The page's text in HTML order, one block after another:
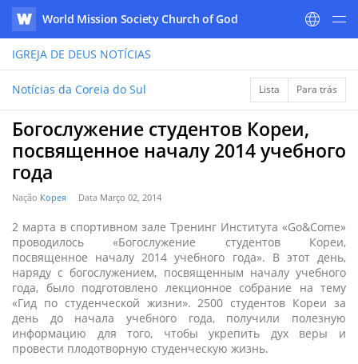
WATV
World Mission Society Church of God
IGREJA DE DEUS NOTÍCIAS
Notícias da Coreia do Sul Lista Para trás
Богослужение студентов Кореи,
посвященное началу 2014 учебного
года
Nação Корея Data Março 02, 2014
2 марта в спортивном зале Тренинг Института «Go&Come»
проводилось «Богослужение студентов Кореи,
посвященное началу 2014 учебного года». В этот день,
наряду с богослужением, посвященным началу учебного
года, было подготовлено лекционное собрание на тему
«Гид по студенческой жизни». 2500 студентов Кореи за
день до начала учебного года, получили полезную
информацию для того, чтобы укрепить дух веры и
провести плодотворную студенческую жизнь.